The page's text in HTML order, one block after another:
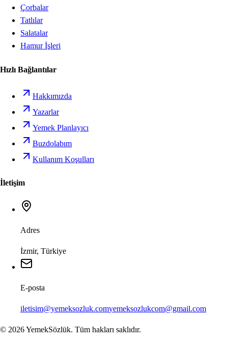
Çorbalar
Tatlılar
Salatalar
Hamur İşleri
Hızlı Bağlantılar
Hakkımızda
Yazarlar
Yemek Planlayıcı
Buzdolabım
Kullanım Koşulları
İletişim
Adres
İzmir, Türkiye
E-posta
iletisim@yemeksozluk.comyemeksozlukcom@gmail.com
© 2026YemekSözlük. Tüm hakları saklıdır.